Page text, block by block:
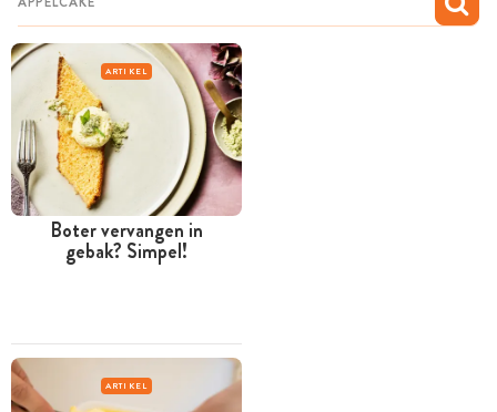
ARTIKEL
Boter vervangen in
gebak? Simpel!
ARTIKEL
MIJN BEWAARDE RECEPTEN